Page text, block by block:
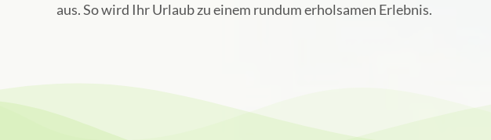
aus. So wird Ihr Urlaub zu einem rundum erholsamen Erlebnis.